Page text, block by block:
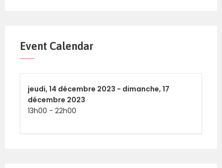
Event Calendar
jeudi, 14 décembre 2023 - dimanche, 17
décembre 2023
13h00 - 22h00